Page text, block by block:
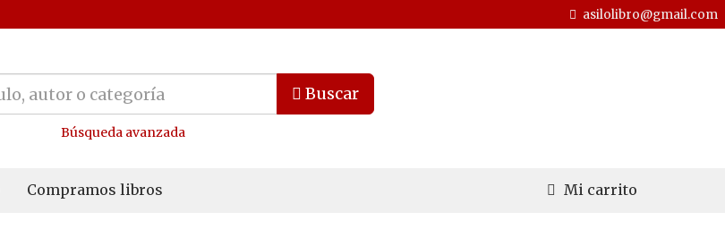
asilolibro@gmail.com
Buscar
Búsqueda avanzada
Compramos libros Mi carrito